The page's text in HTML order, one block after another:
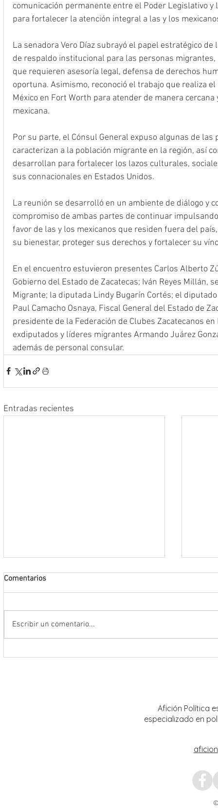
comunicación permanente entre el Poder Legislativo
para fortalecer la atención integral a las y los
La senadora Vero Díaz subrayó el papel estratégico
de respaldo institucional para las personas
que requieren asesoría legal, defensa de derechos
oportuna. Asimismo, reconoció el trabajo que realiza
México en Fort Worth para atender de manera
mexicana.
Por su parte, el Cónsul General expuso algunas de
caracterizan a la población migrante en la región, así
desarrollan para fortalecer los lazos culturales,
sus connacionales en Estados Unidos.
La reunión se desarrolló en un ambiente de diálogo y
compromiso de ambas partes de continuar
favor de las y los mexicanos que residen fuera del
su bienestar, proteger sus derechos y fortalecer su
En el encuentro estuvieron presentes Carlos Alberto
Gobierno del Estado de Zacatecas; Iván Reyes Millán,
Migrante; la diputada Lindy Bugarín Cortés; el
Paul Camacho Osnaya, Fiscal General del Estado de
presidente de la Federación de Clubes Zacatecanos
exdiputados y líderes migrantes Armando Juárez
además de personal consular.
Entradas recientes
Comentarios
Escribir un comentario...
Afición Política
especializado en